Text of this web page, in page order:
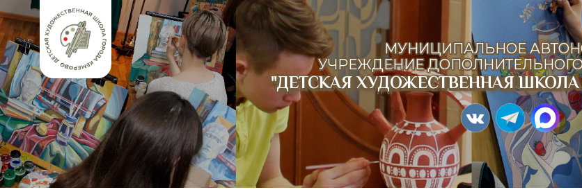
МУНИЦИПАЛЬНОЕ
УЧРЕЖДЕНИЕ
"ДЕТСКАЯ ХУДОЖЕСТВЕННАЯ